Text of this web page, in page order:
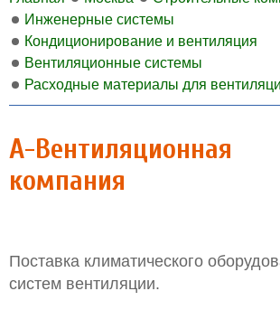
Инженерные системы
Кондиционирование и вентиляция
Вентиляционные системы
Расходные материалы для
А-Вентиляционная
компания
Поставка климатического
систем вентиляции.